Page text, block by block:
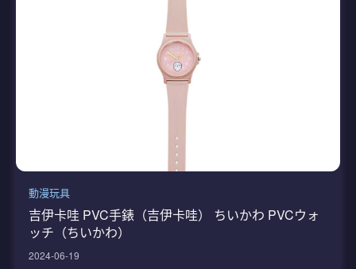
動漫玩具
吉伊卡哇 PVC手錶（吉伊卡哇） ちいかわ PVCウォ
ッチ（ちいかわ）
2024-06-19